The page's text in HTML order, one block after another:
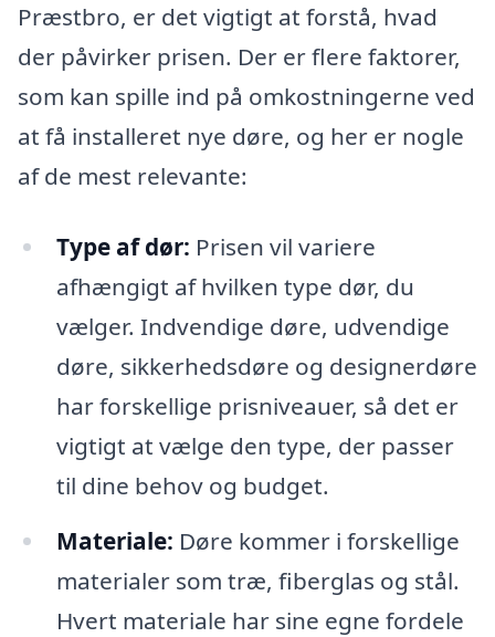
Præstbro, er det vigtigt at forstå, hvad
der påvirker prisen. Der er flere faktorer,
som kan spille ind på omkostningerne ved
at få installeret nye døre, og her er nogle
af de mest relevante:
Type af dør: Prisen vil variere
afhængigt af hvilken type dør, du
vælger. Indvendige døre, udvendige
døre, sikkerhedsdøre og designerdøre
har forskellige prisniveauer, så det er
vigtigt at vælge den type, der passer
til dine behov og budget.
Materiale: Døre kommer i forskellige
materialer som træ, fiberglas og stål.
Hvert materiale har sine egne fordele